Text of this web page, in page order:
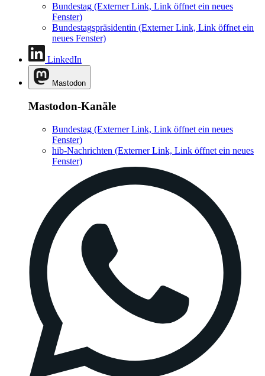
Bundestag (Externer Link, Link öffnet ein neues
Fenster)
Bundestagspräsidentin (Externer Link, Link öffnet ein
neues Fenster)
LinkedIn
Mastodon
Mastodon-Kanäle
Bundestag (Externer Link, Link öffnet ein neues
Fenster)
hib-Nachrichten (Externer Link, Link öffnet ein neues
Fenster)